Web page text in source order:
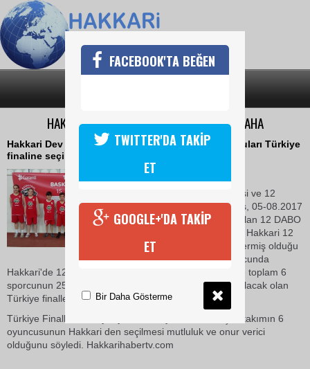
HAKKARİ BASKETBOLUNDA BİR BAŞARI DAHA
Hakkari Dev Adam Basketbol Okulu (DABO) sporcuları Türkiye
finaline seçildiler.
23 Mayıs 2017 Salı 12:21
Hakkari Basketbol İl Temsilcisi ve 12
DABO Antrenörü Yakup Aktaş, 05-08.2017
tarihlerinde Elazığ ilinde Yapılan 12 DABO
Bölge şampiyonasına katılan Hakkari 12
DABO basketbol Okulu Göstermiş olduğu
başarılı Performansları sonucunda
Hakkari'de 12 DABO'dan 2 bayan 4 erkek olmak üzere toplam 6
sporcunun 25-28.05.2017 tarihlerinde Bodrum'da yapılacak olan
Türkiye finallerine seçildiğini iade ederek
Türkiye Finallerinde oynayacak 12 oyuncudan oluşan takımın 6
oyuncusunun Hakkari den seçilmesi mutluluk ve onur verici
olduğunu söyledi. Hakkarihabertv.com
FACEBOOK'TA BEĞEN
TWITTER'DA TAKİP
ET
GOOGLE+'DA TAKİP
ET
Bir Daha Gösterme